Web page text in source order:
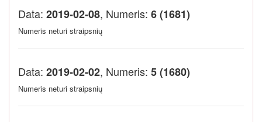
Data: 2019-02-08, Numeris: 6 (1681)
Numeris neturi straipsnių
Data: 2019-02-02, Numeris: 5 (1680)
Numeris neturi straipsnių